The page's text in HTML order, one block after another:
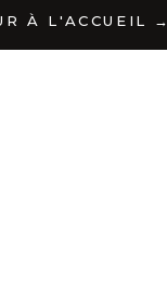
À L'ACCUEIL →